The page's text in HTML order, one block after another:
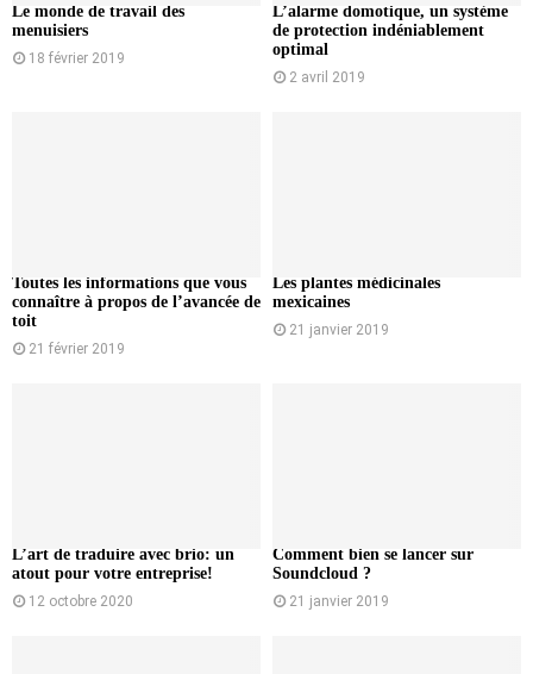
Le monde de travail des
menuisiers
18 février 2019
L’alarme domotique, un système
de protection indéniablement
optimal
2 avril 2019
Toutes les informations que vous
connaître à propos de l’avancée de
toit
21 février 2019
Les plantes médicinales
mexicaines
21 janvier 2019
L’art de traduire avec brio: un
atout pour votre entreprise!
12 octobre 2020
Comment bien se lancer sur
Soundcloud ?
21 janvier 2019